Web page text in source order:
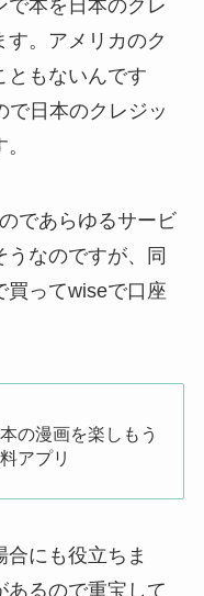
で本を日本のクレ
す。アメリカのク
ともないんです
で日本のクレジッ
であらゆるサービ
うなのですが、同
買ってwiseで口座
の漫画を楽しもう
アプリ
にも役立ちま
あるので重宝して